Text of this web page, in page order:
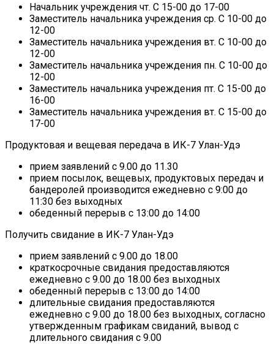
Начальник учреждения чт. С 15-00 до 17-00
Заместитель начальника учреждения ср. С 10-00 до
12-00
Заместитель начальника учреждения вт. С 10-00 до
12-00
Заместитель начальника учреждения пн. С 10-00 до
12-00
Заместитель начальника учреждения пт. С 15-00 до
16-00
Заместитель начальника учреждения вт. С 15-00 до
17-00
Продуктовая и вещевая передача в ИК-7 Улан-Удэ
прием заявлений с 9.00 до 11.30
прием посылок, вещевых, продуктовых передач и
бандеролей производится ежедневно с 9:00 до
11:30 без выходных
обеденный перерыв с 13:00 до 14:00
Получить свидание в ИК-7 Улан-Удэ
прием заявлений с 9.00 до 18.00
краткосрочные свидания предоставляются
ежедневно с 9.00 до 18.00 без выходных
обеденный перерыв с 13:00 до 14:00
длительные свидания предоставляются
ежедневно с 9.00 до 18.00 без выходных, согласно
утвержденным графикам свиданий, вывод с
длительного свидания с 9.00